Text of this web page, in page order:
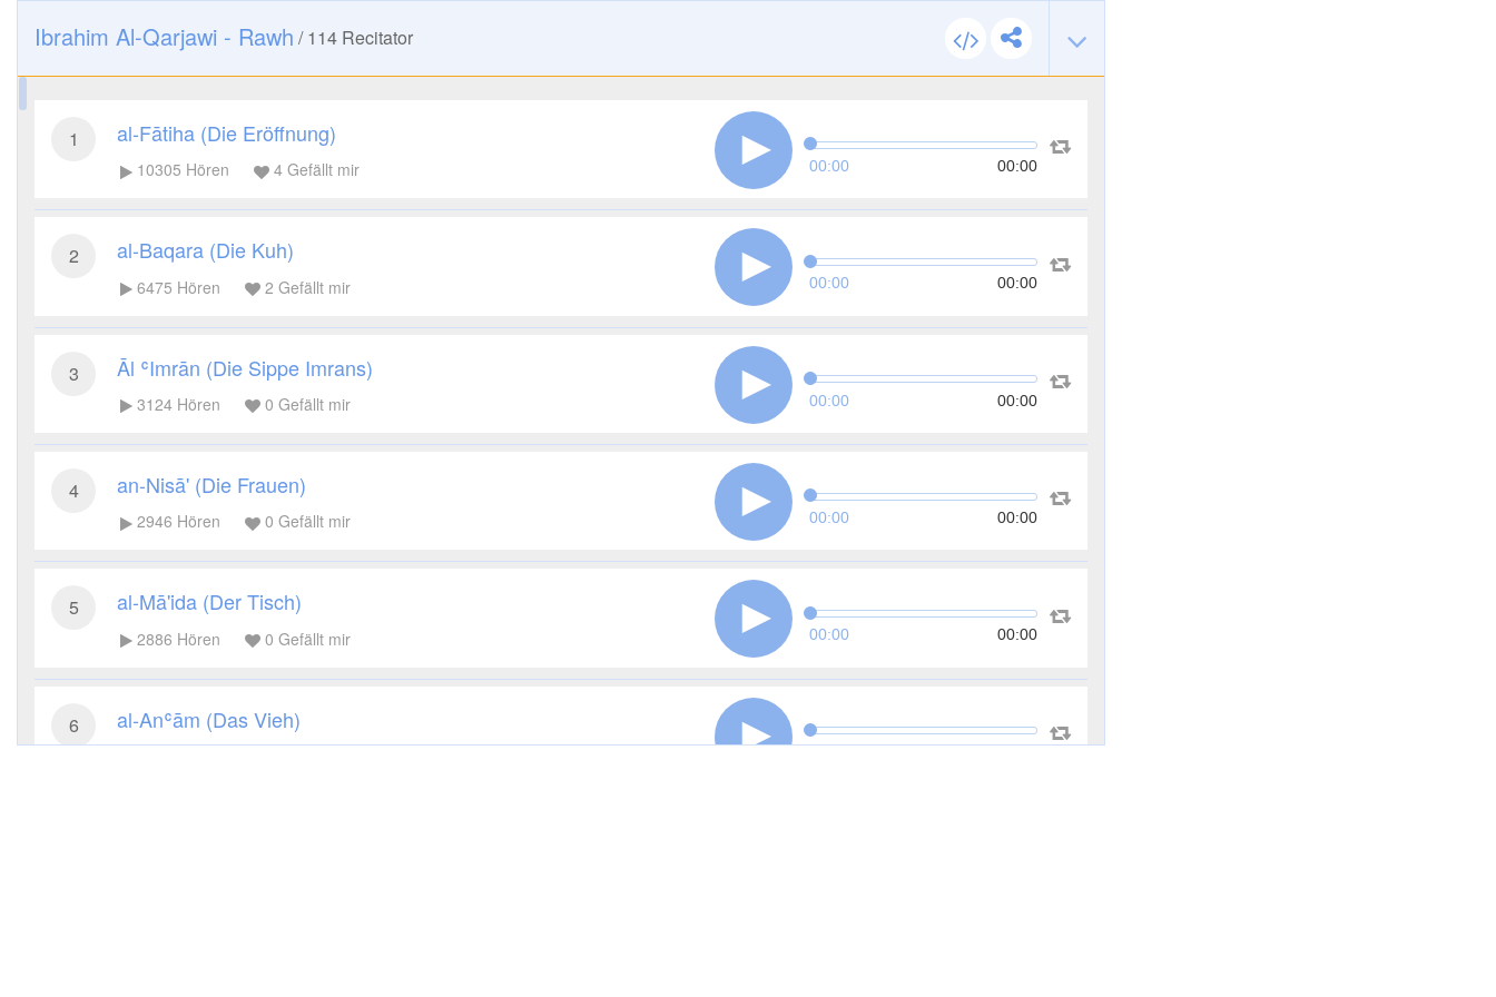
Ibrahim Al-Qarjawi - Rawh /114 Recitator
1 al-Fātiha (Die Eröffnung)
10305 Hören 4 Gefällt mir 00:00 00:00
2 al-Baqara (Die Kuh)
6475 Hören 2 Gefällt mir 00:00 00:00
3 Āl ʿImrān (Die Sippe Imrans)
3124 Hören 0 Gefällt mir 00:00 00:00
4 an-Nisā' (Die Frauen)
2946 Hören 0 Gefällt mir 00:00 00:00
5 al-Mā'ida (Der Tisch)
2886 Hören 0 Gefällt mir 00:00 00:00
6 al-Anʿām (Das Vieh)
00:00 00:00